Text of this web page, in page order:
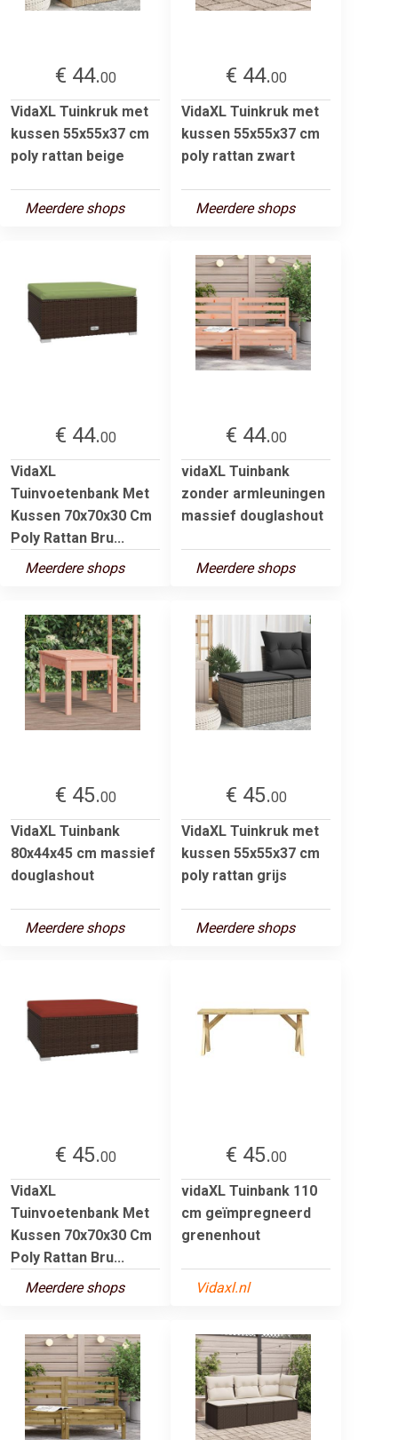
€ 44.00
VidaXL Tuinkruk met
kussen 55x55x37 cm
poly rattan beige
Meerdere shops
€ 44.00
VidaXL Tuinkruk met
kussen 55x55x37 cm
poly rattan zwart
Meerdere shops
€ 44.00
VidaXL
Tuinvoetenbank Met
Kussen 70x70x30 Cm
Poly Rattan Bru...
Meerdere shops
€ 44.00
vidaXL Tuinbank
zonder armleuningen
massief douglashout
Meerdere shops
€ 45.00
VidaXL Tuinbank
80x44x45 cm massief
douglashout
Meerdere shops
€ 45.00
VidaXL Tuinkruk met
kussen 55x55x37 cm
poly rattan grijs
Meerdere shops
€ 45.00
VidaXL
Tuinvoetenbank Met
Kussen 70x70x30 Cm
Poly Rattan Bru...
Meerdere shops
€ 45.00
vidaXL Tuinbank 110
cm geïmpregneerd
grenenhout
Vidaxl.nl